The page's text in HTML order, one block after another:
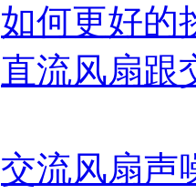
如何更好的
直流风扇跟
交流风扇声